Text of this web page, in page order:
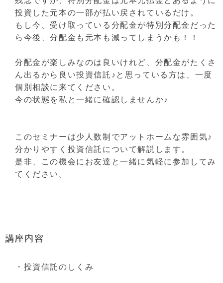
投資した元本の一部が払い戻されているだけ。
もし今、受け取っている分配金が特別分配金だった
ら今後、分配金も元本も減ってしまうかも！！
分配金が楽しみなのは良いけれど、分配金がたくさ
ん出るから良い投資信託♪と思っている方は、一度
個別相談に来てください。
今の状態を私と一緒に確認しませんか♪
このセミナーは少人数制でアットホームな雰囲気♪
分かりやすく投資信託について解説します。
是非、この機会にお友達と一緒に気軽に参加してみ
てください。
講座内容
・投資信託のしくみ